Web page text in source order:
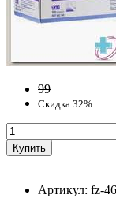
99
Скидка 32%
Артикул: fz-